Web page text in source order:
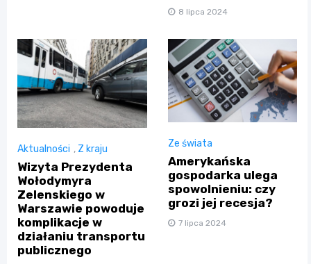
8 lipca 2024
Aktualności , Z kraju
Wizyta Prezydenta
Wołodymyra
Zelenskiego w
Warszawie powoduje
komplikacje w
działaniu transportu
publicznego
Ze świata
Amerykańska
gospodarka ulega
spowolnieniu: czy
grozi jej recesja?
7 lipca 2024